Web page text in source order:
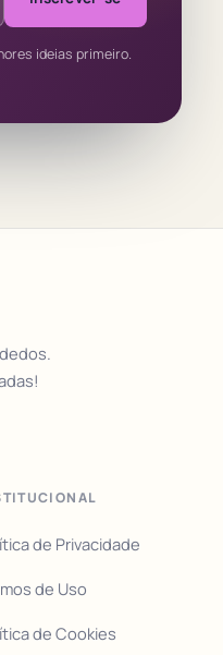
ideias primeiro.
de Privacidade
de Uso
de Cookies